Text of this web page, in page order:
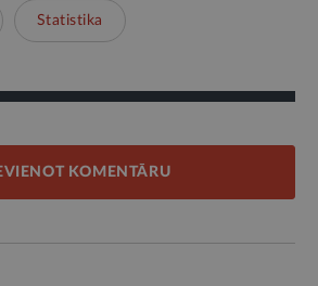
Statistika
KOMENTĀRU